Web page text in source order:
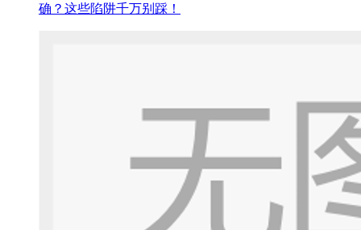
确？这些陷阱千万别踩！